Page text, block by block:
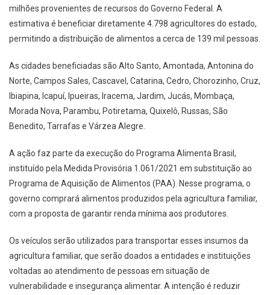
milhões provenientes de recursos do Governo Federal. A
estimativa é beneficiar diretamente 4.798 agricultores do estado,
permitindo a distribuição de alimentos a cerca de 139 mil pessoas.
As cidades beneficiadas são Alto Santo, Amontada, Antonina do
Norte, Campos Sales, Cascavel, Catarina, Cedro, Chorozinho, Cruz,
Ibiapina, Icapuí, Ipueiras, Iracema, Jardim, Jucás, Mombaça,
Morada Nova, Parambu, Potiretama, Quixelô, Russas, São
Benedito, Tarrafas e Várzea Alegre.
A ação faz parte da execução do Programa Alimenta Brasil,
instituído pela Medida Provisória 1.061/2021 em substituição ao
Programa de Aquisição de Alimentos (PAA). Nesse programa, o
governo comprará alimentos produzidos pela agricultura familiar,
com a proposta de garantir renda mínima aos produtores.
Os veículos serão utilizados para transportar esses insumos da
agricultura familiar, que serão doados a entidades e instituições
voltadas ao atendimento de pessoas em situação de
vulnerabilidade e insegurança alimentar. A intenção é reduzir